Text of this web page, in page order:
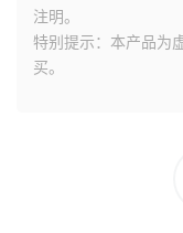
注明。
特别提示：本产品为
买。